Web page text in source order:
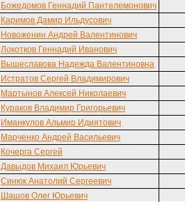
Божедомов Геннадий Пантелемонович
Каримов Дамир Ильдусович
Новоженин Андрей Валентинович
Локотков Геннадий Иванович
Вышеславова Надежда Валентиновна
Истратов Сергей Владимирович
Мартынов Алексей Николаевич
Кураков Владимир Григорьевич
Иманкулов Альмир Идиятович
Марченко Андрей Васильевич
Кочерга Сергей
Давыдов Михаил Юрьевич
Синюк Анатолий Сергеевич
Шашов Олег Юрьевич